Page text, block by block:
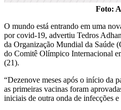
Foto:
O mundo está entrando em uma
por covid-19, advertiu Tedros
da Organização Mundial da Saúde
do Comitê Olímpico Internacional
(21).
“Dezenove meses após o início da
as primeiras vacinas foram
iniciais de outra onda de infecções e